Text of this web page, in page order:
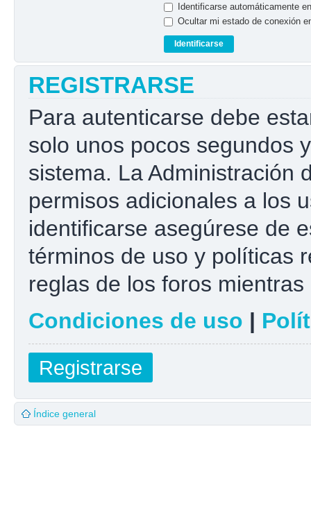
Identificarse automáticamente
Ocultar mi estado de conexión
REGISTRARSE
Para autenticarse debe
solo unos pocos segundos
sistema. La Administración
permisos adicionales a los
identificarse asegúrese de
términos de uso y políticas
reglas de los foros
Condiciones de uso |
Registrarse
Índice general